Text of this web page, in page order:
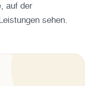
, auf der
sehen.